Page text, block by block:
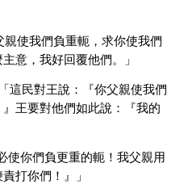
使我們負重軛，求你使我們
意，我好回覆他們。」
這民對王說：『你父親使我們
王要對他們如此說：『我的
使你們負更重的軛！我父親用
打你們！』」